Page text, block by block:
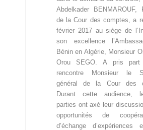
l
r
i
e
n
e
é
m
c
Abdelkader BENMAROUF,
de la Cour des comptes, a
février 2017 au siège de
son excellence
Bénin en Algérie, Monsieur
Orou SEGO.A pris
rencontre Monsieur le
général de la Cour des
Durant cette audience,
parties ont axé leur
opportunités de
d’échange d’expériences